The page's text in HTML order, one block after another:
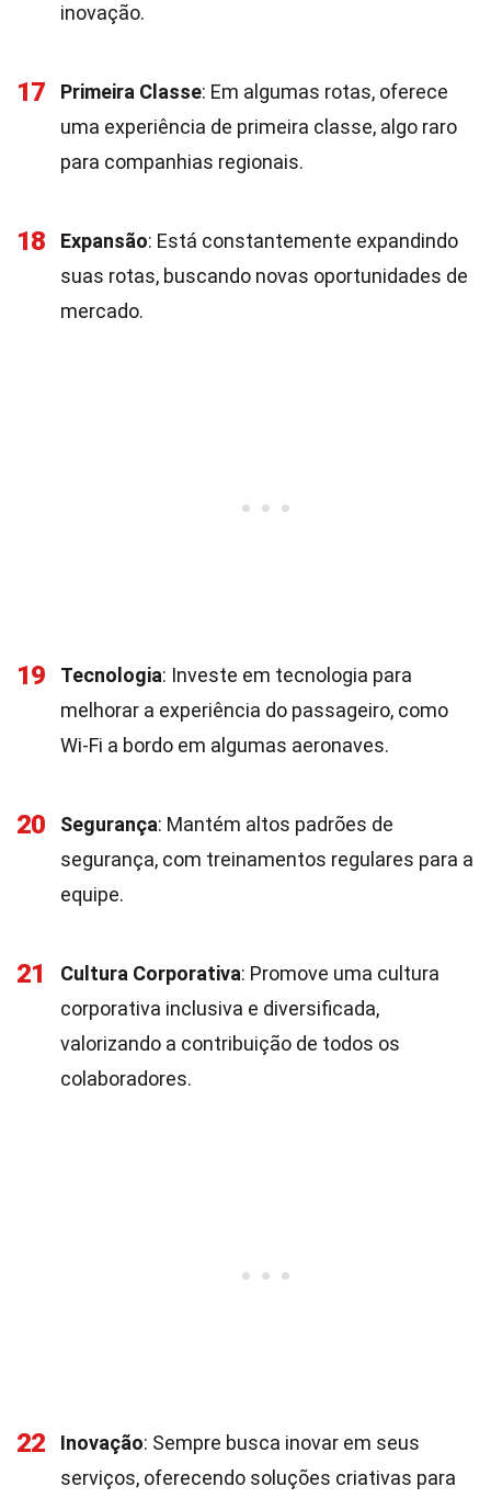
inovação.
17 Primeira Classe: Em algumas rotas, oferece
uma experiência de primeira classe, algo raro
para companhias regionais.
18 Expansão: Está constantemente expandindo
suas rotas, buscando novas oportunidades de
mercado.
19 Tecnologia: Investe em tecnologia para
melhorar a experiência do passageiro, como
Wi-Fi a bordo em algumas aeronaves.
20 Segurança: Mantém altos padrões de
segurança, com treinamentos regulares para a
equipe.
21 Cultura Corporativa: Promove uma cultura
corporativa inclusiva e diversificada,
valorizando a contribuição de todos os
colaboradores.
22 Inovação: Sempre busca inovar em seus
serviços, oferecendo soluções criativas para